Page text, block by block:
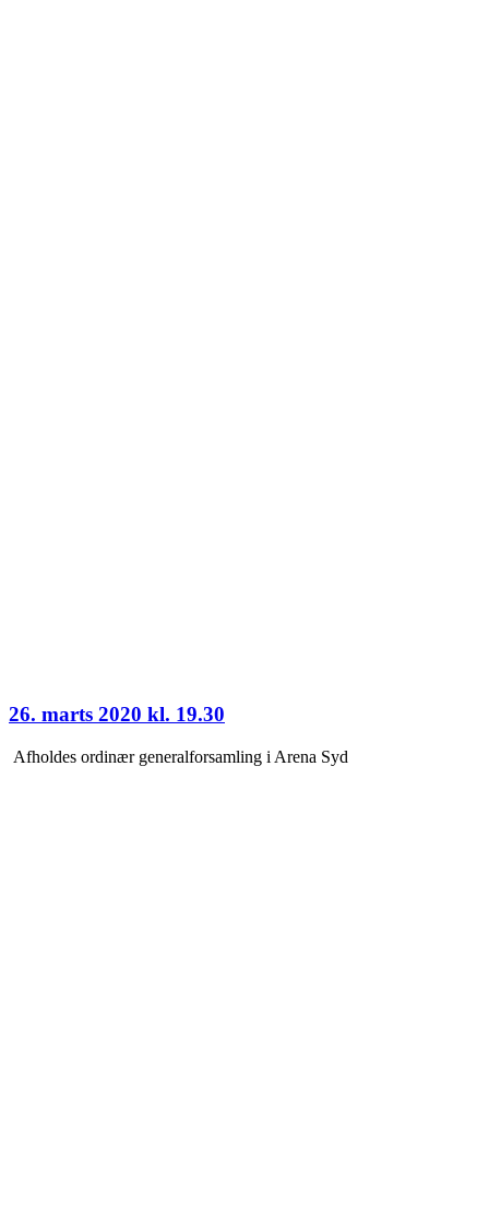
26. marts 2020 kl. 19.30
Afholdes ordinær generalforsamling i Arena Syd